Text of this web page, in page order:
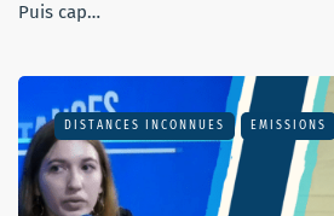
Puis cap…
DISTANCES INCONNUES EMISSIONS